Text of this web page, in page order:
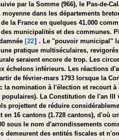
par la Somme (966), le Pas-de-
moyenne dans les départements
la France en quelques 41.000
municipalités et des communes.
[22] . Le "pouvoir municipal"
pratique multiséculaires,
seraient encore de trop. Les
échelons inférieurs. Les réactions
de février-mars 1793 lorsque la
la nomination à l'élection et recourt
populaires). La Constitution de l'an
projettent de réduire
en 16 cantons (1.728 cantons), d'où
sous le nom d'arrondissements
demeurent des entités fiscales et